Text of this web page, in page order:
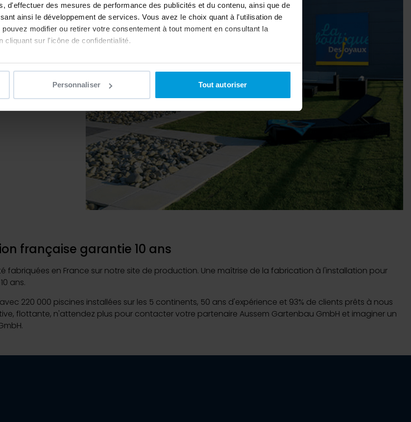
d'effectuer des mesures de performance des publicités et du contenu, ainsi que de
ainsi le développement de services. Vous avez le choix quant à l'utilisation de
modifier ou retirer votre consentement à tout moment en consultant la
cliquant sur l'icône de confidentialité.
:
activement pour en relever les caractéristiques spécifiques (empreintes
vos données personnelles et définir vos préférences, reportez-vous à la
votre consentement à tout moment à partir de la déclaration sur les cookies.
le contenu et les annonces, d'offrir des fonctionnalités relatives aux médias
partageons également des informations sur l'utilisation de notre site avec nos
et d'analyse, qui peuvent combiner celles-ci avec d'autres informations que
lors de votre utilisation de leurs services.
Personnaliser Tout autoriser
française garantie 10 ans
fabriquées en France sur notre site de production. Une maîtrise de la fabrication à l'installation pour
ans.
220 000 piscines installées sur les 5 continents, 50 ans d'expérience et 93% de clients prêts à nous
flottante, n'attendez plus pour contacter votre partenaire Aussem Gartenbau GmbH et imaginer un